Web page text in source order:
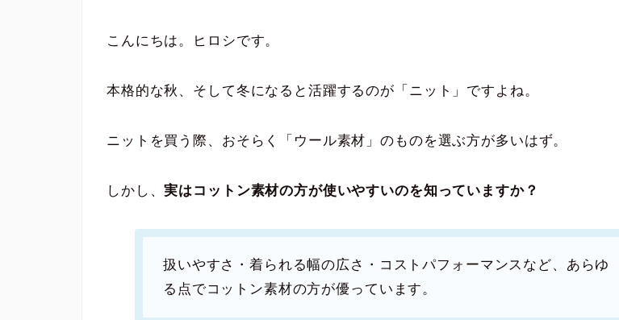
こんにちは。ヒロシです。
本格的な秋、そして冬になると活躍するのが「ニット」ですよね。
ニットを買う際、おそらく「ウール素材」のものを選ぶ方が多いはず。
しかし、実はコットン素材の方が使いやすいのを知っていますか？
扱いやすさ・着られる幅の広さ・コストパフォーマンスなど、あらゆ
る点でコットン素材の方が優っています。